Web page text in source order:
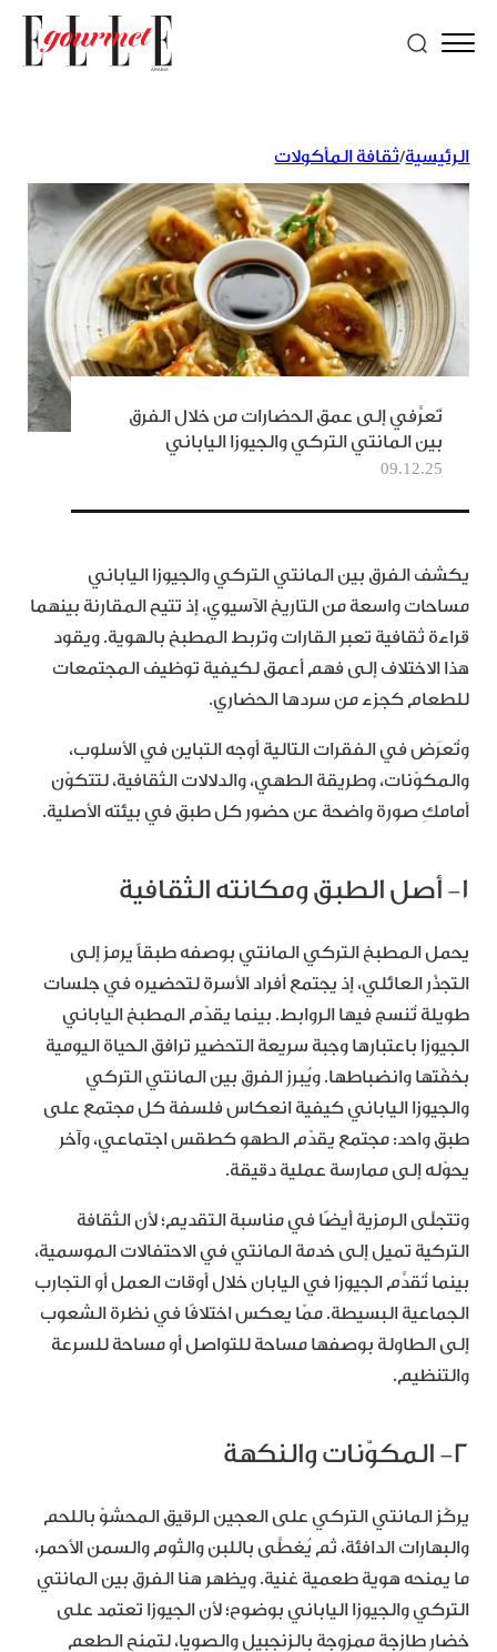
الرئيسية/ثقافة المأكولات
تَعرَّفي إلى عمق الحضارات من خلال الفرق
بين المانتي التركي والجيوزا الياباني
09.12.25
يكشف الفرق بين المانتي التركي والجيوزا الياباني
مساحات واسعة من التاريخ الآسيوي، إذ تتيح المقارنة بينهما
قراءة ثقافية تعبر القارات وتربط المطبخ بالهوية. ويقود
هذا الاختلاف إلى فهم أعمق لكيفية توظيف المجتمعات
للطعام كجزء من سردها الحضاري.
وتُعرَض في الفقرات التالية أوجه التباين في الأسلوب،
والمكوّنات، وطريقة الطهي، والدلالات الثقافية، لتتكوّن
أمامكِ صورة واضحة عن حضور كل طبق في بيئته الأصلية.
١- أصل الطبق ومكانته الثقافية
يحمل المطبخ التركي المانتي بوصفه طبقاً يرمز إلى
التجذّر العائلي، إذ يجتمع أفراد الأسرة لتحضيره في جلسات
طويلة تُنسج فيها الروابط. بينما يقدّم المطبخ الياباني
الجيوزا باعتبارها وجبة سريعة التحضير ترافق الحياة اليومية
بخفّتها وانضباطها. ويُبرز الفرق بين المانتي التركي
والجيوزا الياباني كيفية انعكاس فلسفة كل مجتمع على
طبق واحد: مجتمع يقدّم الطهو كطقس اجتماعي، وآخر
يحوّله إلى ممارسة عملية دقيقة.
وتتجلّى الرمزية أيضًا في مناسبة التقديم؛ لأن الثقافة
التركية تميل إلى خدمة المانتي في الاحتفالات الموسمية،
بينما تُقدَّم الجيوزا في اليابان خلال أوقات العمل أو التجارب
الجماعية البسيطة. ممّا يعكس اختلافًا في نظرة الشعوب
إلى الطاولة بوصفها مساحة للتواصل أو مساحة للسرعة
والتنظيم.
٢- المكوّنات والنكهة
يركّز المانتي التركي على العجين الرقيق المحشوّ باللحم
والبهارات الدافئة، ثم يُغطَّى باللبن والثوم والسمن الأحمر،
ما يمنحه هوية طعمية غنية. ويظهر هنا الفرق بين المانتي
التركي والجيوزا الياباني بوضوح؛ لأن الجيوزا تعتمد على
خضار طازجة ممزوجة بالزنجبيل والصويا، لتمنح الطعم